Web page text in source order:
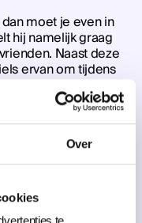
Over
moet je even in
hij namelijk graag
Naast deze
ervan om tijdens
bioscoop lekker
in Londen zijn!
minste, Myrthe.